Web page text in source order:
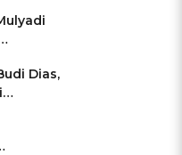
Dias,